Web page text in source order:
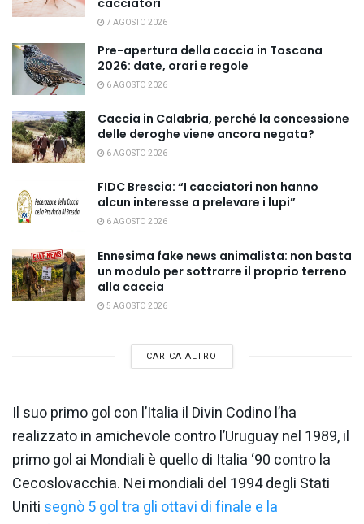
7 AGOSTO 2026
Pre-apertura della caccia in Toscana
2026: date, orari e regole
6 AGOSTO 2026
Caccia in Calabria, perché la concessione
delle deroghe viene ancora negata?
6 AGOSTO 2026
FIDC Brescia: “I cacciatori non hanno
alcun interesse a prelevare i lupi”
6 AGOSTO 2026
Ennesima fake news animalista: non basta
un modulo per sottrarre il proprio terreno
alla caccia
5 AGOSTO 2026
CARICA ALTRO
Il suo primo gol con l’Italia il Divin Codino l’ha
realizzato in amichevole contro l’Uruguay nel 1989, il
primo gol ai Mondiali è quello di Italia ‘90 contro la
Cecoslovacchia. Nei mondiali del 1994 degli Stati
Uniti segnò 5 gol tra gli ottavi di finale e la